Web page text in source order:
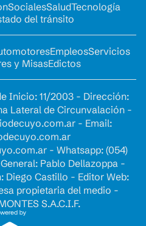
SocialesSaludTecnología
del tránsito
EmpleosServicios
y MisasEdictos
Inicio: 11/2003 - Dirección:
Lateral de Circunvalación -
- Email:
- Whatsapp: (054)
Pablo Dellazoppa -
Diego Castillo - Editor Web:
propietaria del medio -
S.A.C.I.F.